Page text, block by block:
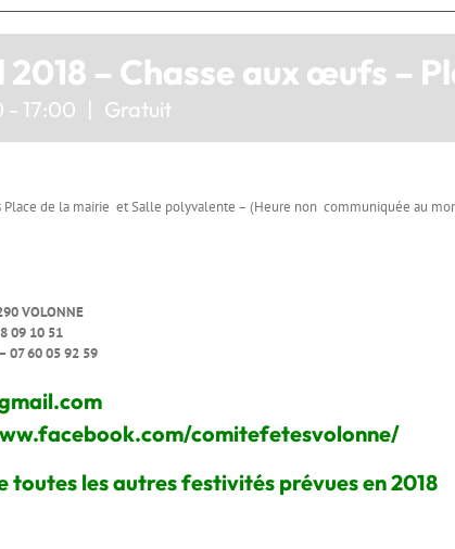
2018 – Chasse aux œufs –
- 17:00 | Gratuit
Place de la mairie et Salle polyvalente – (Heure non communiquée au
VOLONNE
09 10 51
07 60 05 92 59
comitefetesvolonne/
toutes les autres festivités prévues en 2018